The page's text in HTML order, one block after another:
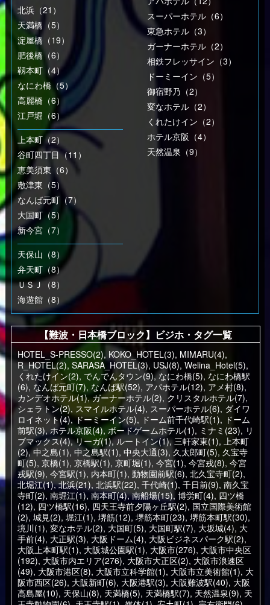
北浜（21）
天満橋（5）
淀屋橋（19）
肥後橋（6）
靱本町（4）
なにわ橋（5）
高麗橋（6）
江戸堀（6）
上本町（2）
谷町四丁目（11）
恵美須東（6）
敷津東（5）
なんば元町（7）
大国町（5）
新今宮（7）
天保山（8）
弁天町（8）
ＵＳＪ（8）
海遊館（8）
スーパーホテル（6）
東急ホテル（3）
ガーナーホテル（2）
相鉄フレッサイン（3）
ドーミーイン（5）
御宿野乃（2）
変なホテル（2）
くれたけイン（2）
ホテル京阪（4）
天然温泉（9）
【難波・日本橋ブロック】ビジホ・タグ一覧
HOTEL_S-PRESSO(2), KOKO_HOTEL(3), MIMARU(4),
R_HOTEL(2), SARASA_HOTEL(3), USJ(8), Welina_Hotel(5),
くれたけイン(2), でんでんタウン(9),なにわ橋(5), なにわ橋駅
(6), なんば元町(7), なんば駅(52), アパホテル(12), アメ村(8),
カンデオホテル(1),ガーナーホテル(2), クリスタルホテル(7),
シェラトン(2), スマイルホテル(4), スーパーホテル(6), ダイワ
ロイネット(4),ドーミーイン(5), ドーム前千代崎駅(1), ドーム
前駅(3),ホテル京阪(4), ボードゲームホテル(1), ミナミ(23), リ
ブマックス(4),リーガ(1),ルートイン(1),三軒家東(1), 上本町
(2),中之島(1), 中之島駅(1), 中央大通(3), 久太郎町(5), 久宝寺
町(5), 京橋(1), 京橋駅(1), 京町堀(1), 今宮(1), 今宮戎(8), 今宮
戎駅(9), 今宮駅(1), 内本町(1), 動物園前駅(6), 北久宝寺町(2),
北堀江(1),北浜(21), 北浜駅(22), 千代崎(1), 千日前(9), 南久宝
寺町(2), 南堀江(1), 南本町(4),南船場(15), 博労町(4), 四ツ橋
(12), 四ツ橋駅(16), 四天王寺前夕陽ヶ丘駅(2), 国立国際美術館
(2), 城見(2), 堀江(1), 堺筋(12), 堺筋本町(23), 堺筋本町駅(30),
境川(1), 変なホテル(2), 大国町(5), 大国町駅(7), 大坂城(4), 大
手前(4), 大正駅(3), 大阪ドーム(4), 大阪ビジネスパーク駅(2),
大阪上本町駅(1), 大阪城公園駅(1), 大阪市(276), 大阪市中央区
(192), 大阪市内エリア(276), 大阪市大正区(2), 大阪市浪速区
(49), 大阪市港区(8), 大阪市立科学館(1), 大阪市立美術館(1), 大
阪市西区(26), 大阪新町(6), 大阪港駅(3), 大阪難波駅(40), 大阪
高島屋(10), 天保山(8), 天満橋(5), 天満橋駅(7), 天然温泉(9), 天